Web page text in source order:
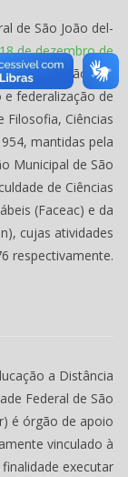
de São João del-
de dezembro de
de São João del-
e federalização de
Filosofia, Ciências
mantidas pela
Municipal de São
de Ciências
(Faceac) e da
cujas atividades
respectivamente.
a Distância
Federal de São
é órgão de apoio
vinculado à
executar